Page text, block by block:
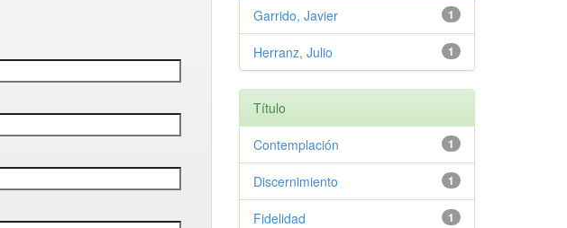
1
Garrido, Javier
1
Herranz, Julio
Título
1
Contemplación
1
Discernimiento
1
Fidelidad